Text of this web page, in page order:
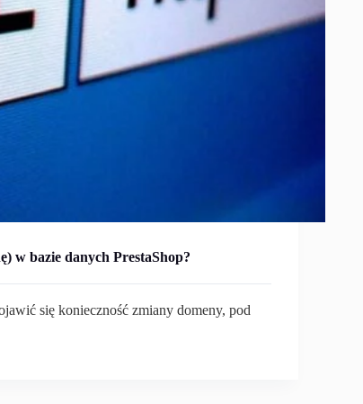
w bazie danych PrestaShop?
się konieczność zmiany domeny, pod